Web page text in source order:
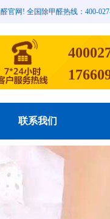
网! 全国除甲醛热线：400-
联系我们